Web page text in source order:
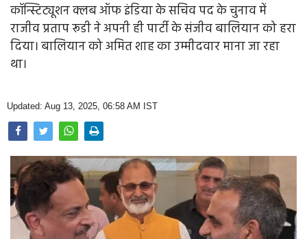
Farm & Food
Opinion
Photo Gallery
Home
कॉन्स्टिट्यूशन क्लब ऑफ इंडिया के सचिव पद के चुनाव में
राजीव प्रताप रूडी ने अपनी ही पार्टी के संजीव बालियान को हरा
दिया। बालियान को अमित शाह का उम्मीदवार माना जा रहा
था।
Updated: Aug 13, 2025, 06:58 AM IST